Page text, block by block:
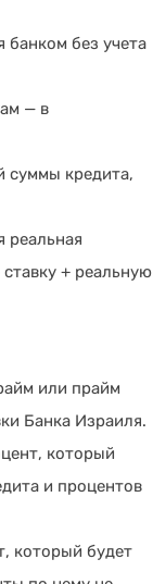
банком без учета
— в
суммы кредита,
реальная
+ реальную
или прайм
Банка Израиля.
который
и процентов
который будет